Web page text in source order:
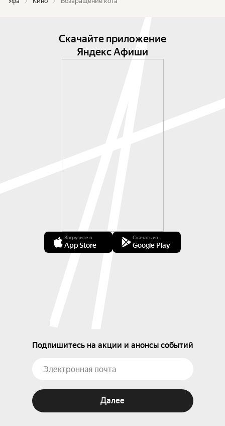
Скачайте приложение
Яндекс Афиши
Загрузите в
App Store
Скачать из
Google Play
Подпишитесь на акции и анонсы событий
Далее